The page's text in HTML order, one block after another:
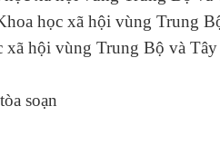
học xã hội vùng Trung
hội vùng Trung Bộ và
soạn